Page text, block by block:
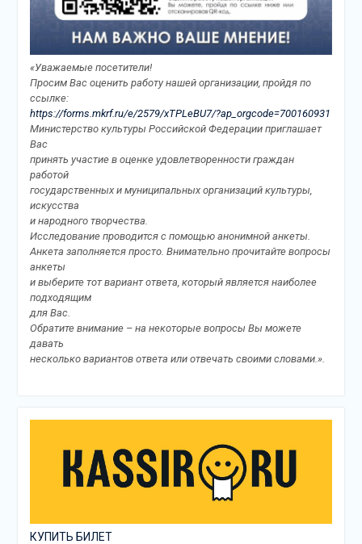
«Уважаемые посетители!
Просим Вас оценить работу нашей организации, пройдя по
ссылке:
https://forms.mkrf.ru/e/2579/xTPLeBU7/?ap_orgcode=700160931
Министерство культуры Российской Федерации приглашает
Вас
принять участие в оценке удовлетворенности граждан
работой
государственных и муниципальных организаций культуры,
искусства
и народного творчества.
Исследование проводится с помощью анонимной анкеты.
Анкета заполняется просто. Внимательно прочитайте вопросы
анкеты
и выберите тот вариант ответа, который является наиболее
подходящим
для Вас.
Обратите внимание – на некоторые вопросы Вы можете
давать
несколько вариантов ответа или отвечать своими словами.».
КУПИТЬ БИЛЕТ